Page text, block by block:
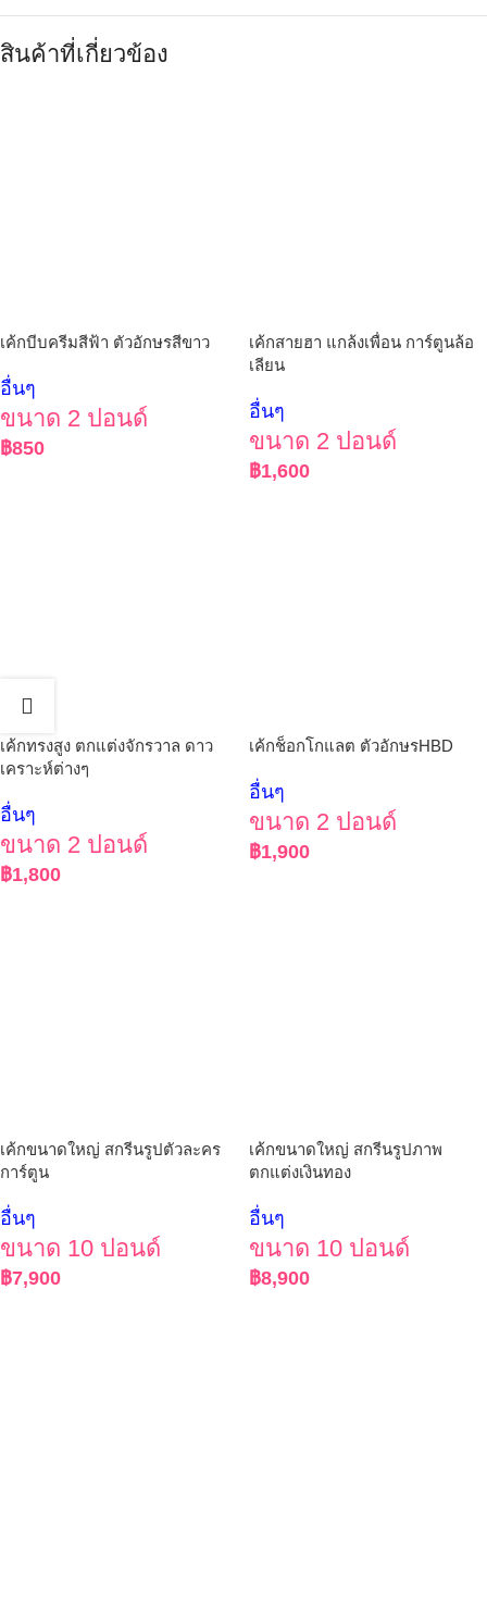
สินค้าที่เกี่ยวข้อง
เค้กบีบครีมสีฟ้า ตัวอักษรสีขาว
อื่นๆ
ขนาด 2 ปอนด์
฿850
เค้กสายฮา แกล้งเพื่อน การ์ตูนล้อ
เลียน
อื่นๆ
ขนาด 2 ปอนด์
฿1,600
เค้กทรงสูง ตกแต่งจักรวาล ดาว
เคราะห์ต่างๆ
อื่นๆ
ขนาด 2 ปอนด์
฿1,800
เค้กช็อกโกแลต ตัวอักษรHBD
อื่นๆ
ขนาด 2 ปอนด์
฿1,900
เค้กขนาดใหญ่ สกรีนรูปตัวละคร
การ์ตูน
อื่นๆ
ขนาด 10 ปอนด์
฿7,900
เค้กขนาดใหญ่ สกรีนรูปภาพ
ตกแต่งเงินทอง
อื่นๆ
ขนาด 10 ปอนด์
฿8,900